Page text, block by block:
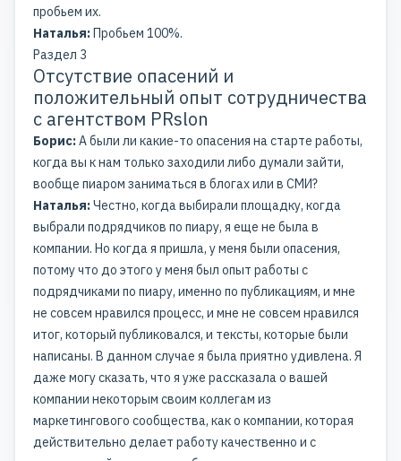
пробьем их.
Наталья: Пробьем 100%.
Раздел 3
Отсутствие опасений и
положительный опыт сотрудничества
с агентством PRslon
Борис:А были ли какие-то опасения на старте работы,
когда вы к нам только заходили либо думали зайти,
вообще пиаром заниматься в блогах или в СМИ?
Наталья:Честно, когда выбирали площадку, когда
выбрали подрядчиков по пиару, я еще не была в
компании. Но когда я пришла, у меня были опасения,
потому что до этого у меня был опыт работы с
подрядчиками по пиару, именно по публикациям, и мне
не совсем нравился процесс, и мне не совсем нравился
итог, который публиковался, и тексты, которые были
написаны. В данном случае я была приятно удивлена. Я
даже могу сказать, что я уже рассказала о вашей
компании некоторым своим коллегам из
маркетингового сообщества, как о компании, которая
действительно делает работу качественно и с